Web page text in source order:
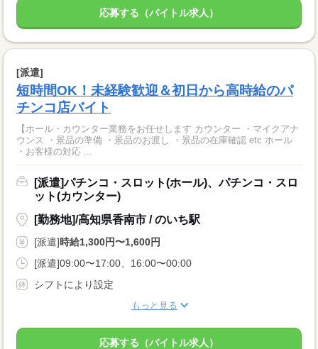
応募する（バイトル求人）
[派遣]
短時間OK！未経験歓迎＆初日から高時給のパ
チンコ店バイト
【ホール・カウンター業務をお任せします カウンター ・マイクアナ
ウンス ・景品の準備 ・景品のお渡し ・景品の在庫確認 etc ホール
・お客様の対応 ...
[派遣]パチンコ・スロット(ホール)、パチンコ・スロ
ット(カウンター)
[勤務地]/高知県香南市 / のいち駅
[派遣]時給1,300円〜1,600円
[派遣]09:00〜17:00、16:00〜00:00
シフトにより設定
もっと見る
応募する（バイトル求人）